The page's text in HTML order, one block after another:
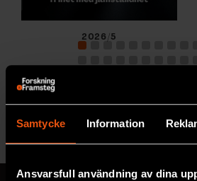
Samtycke Information
Ansvarsfull användning av dina
2026/5